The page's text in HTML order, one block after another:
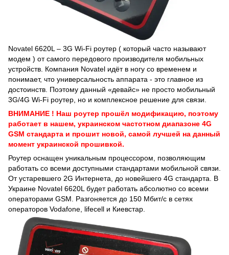
Novatel 6620L – 3G Wi-Fi роутер ( который часто называют
модем ) от самого передового производителя мобильных
устройств. Компания Novatel идёт в ногу со временем и
понимает, что универсальность аппарата - это главное из
достоинств. Поэтому данный «девайс» не просто мобильный
3G/4G Wi-Fi роутер, но и комплексное решение для связи.
ВНИМАНИЕ ! Наш роутер прошёл модификацию, поэтому
работает в нашем, украинском частотном диапазоне 4G
GSM стандарта и прошит новой, самой лучшей на данный
момент украинской прошивкой.
Роутер оснащен уникальным процессором, позволяющим
работать со всеми доступными стандартами мобильной связи.
От устаревшего 2G Интернета, до новейшего 4G стандарта. В
Украине Novatel 6620L будет работать абсолютно со всеми
операторами GSM. Разгоняется до 150 Мбит/с в сетях
операторов Vodafone, lifecell и Киевстар.